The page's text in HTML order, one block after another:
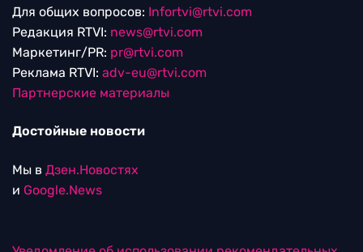
Для общих вопросов: Infortvi@rtvi.com
Редакция RTVI: news@rtvi.com
Маркетинг/PR: pr@rtvi.com
Реклама RTVI: adv-eu@rtvi.com
Партнерские материалы
Достойные новости
Мы в Дзен.Новостях
и Google.News